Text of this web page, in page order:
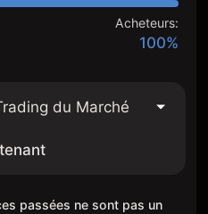
Acheteurs:
100%
du Marché
passées ne sont pas un